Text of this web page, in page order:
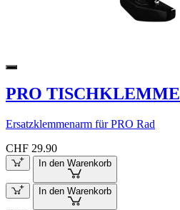
PRO TISCHKLEMME
Ersatzklemmenarm für PRO Rad
CHF 29.90
In den Warenkorb
In den Warenkorb